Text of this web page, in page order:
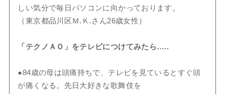
しい気分で毎日パソコンに向かっております。
（東京都品川区Ｍ.Ｋ.さん26歳女性）
「テクノＡＯ」をテレビにつけてみたら…..
●84歳の母は頭痛持ちで、テレビを見ているとすぐ頭
が痛くなる。先日大好きな歌舞伎を